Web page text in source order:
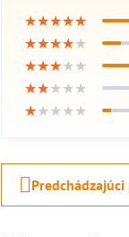
★★★★★
★★★★★
★★★★★
★★★★★
★★★★★
★★★★★
★★★★★
★★★★★
★★★★★
★★★★★
★★★★★
★★★★★
★★★★★
★★★★★
★★★★★